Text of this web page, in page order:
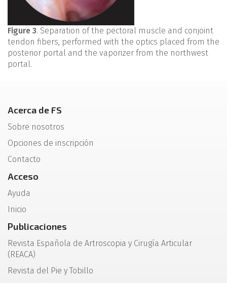
Figure 3. Separation of the pectoral muscle and conjoint
tendon fibers, performed with the optics placed from the
posterior portal and the vaporizer from the northwest
portal.
Acerca de FS
Sobre nosotros
Opciones de inscripción
Contacto
Acceso
Ayuda
Inicio
Publicaciones
Revista Española de Artroscopia y Cirugía Articular
(REACA)
Revista del Pie y Tobillo